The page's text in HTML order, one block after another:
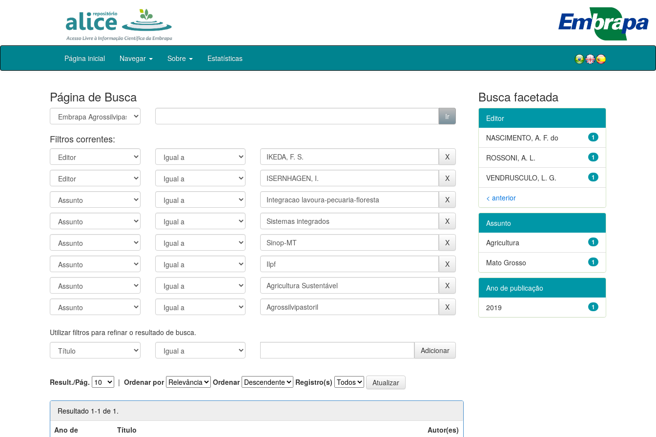
Skip
Página inicial Navegar Sobre Estatísticas
Página de Busca
Filtros correntes:
Utilizar filtros para refinar o resultado de busca.
Result./Pág. | Ordenar por Ordenar Registro(s)
Resultado 1-1 de 1.
Ano de
Título Autor(es)
Busca facetada
Editor
1
NASCIMENTO, A. F. do
1
ROSSONI, A. L.
1
VENDRUSCULO, L. G.
< anterior
Assunto
1
Agricultura
1
Mato Grosso
Ano de publicação
1
2019